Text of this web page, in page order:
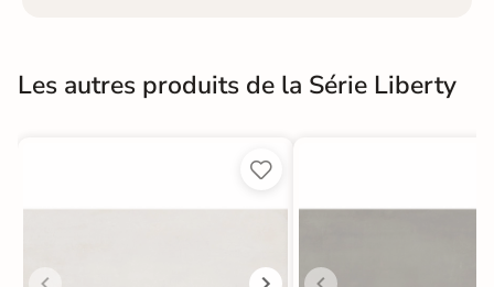
Les autres produits de la Série Liberty

